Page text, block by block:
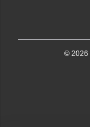
© 2026